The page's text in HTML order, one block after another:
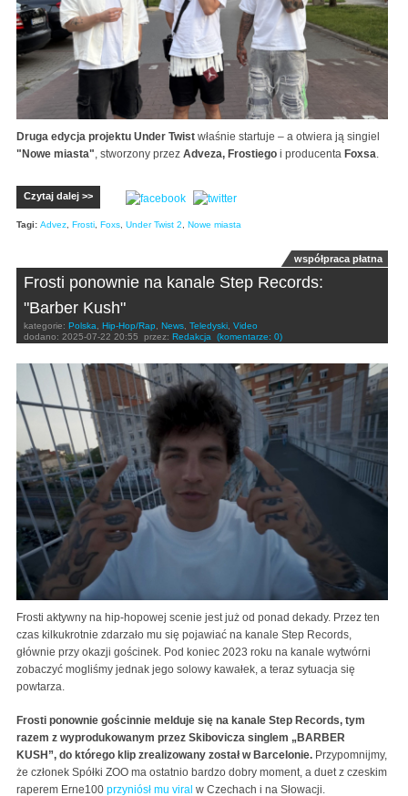
Druga edycja projektu Under Twist właśnie startuje – a otwiera ją singiel
"Nowe miasta", stworzony przez Adveza, Frostiego i producenta Foxsa.
Czytaj dalej >>
Tagi: Advez, Frosti, Foxs, Under Twist 2, Nowe miasta
współpraca płatna
Frosti ponownie na kanale Step Records:
"Barber Kush"
kategorie: Polska, Hip-Hop/Rap, News, Teledyski, Video
dodano: 2025-07-22 20:55 przez: Redakcja (komentarze: 0)
Frosti aktywny na hip-hopowej scenie jest już od ponad dekady. Przez ten
czas kilkukrotnie zdarzało mu się pojawiać na kanale Step Records,
głównie przy okazji gościnek. Pod koniec 2023 roku na kanale wytwórni
zobaczyć mogliśmy jednak jego solowy kawałek, a teraz sytuacja się
powtarza.
Frosti ponownie gościnnie melduje się na kanale Step Records, tym
razem z wyprodukowanym przez Skibovicza singlem „BARBER
KUSH”, do którego klip zrealizowany został w Barcelonie. Przypomnijmy,
że członek Spółki ZOO ma ostatnio bardzo dobry moment, a duet z czeskim
raperem Erne100 przyniósł mu viral w Czechach i na Słowacji.